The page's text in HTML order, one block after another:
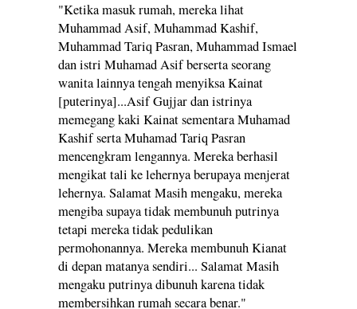
"Ketika masuk rumah, mereka lihat
Muhammad Asif, Muhammad Kashif,
Muhammad Tariq Pasran, Muhammad Ismael
dan istri Muhamad Asif berserta seorang
wanita lainnya tengah menyiksa Kainat
[puterinya]...Asif Gujjar dan istrinya
memegang kaki Kainat sementara Muhamad
Kashif serta Muhamad Tariq Pasran
mencengkram lengannya. Mereka berhasil
mengikat tali ke lehernya berupaya menjerat
lehernya. Salamat Masih mengaku, mereka
mengiba supaya tidak membunuh putrinya
tetapi mereka tidak pedulikan
permohonannya. Mereka membunuh Kianat
di depan matanya sendiri... Salamat Masih
mengaku putrinya dibunuh karena tidak
membersihkan rumah secara benar."